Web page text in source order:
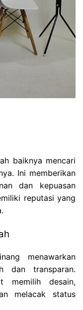
baiknya mencari
Ini memberikan
dan kepuasan
reputasi yang
menawarkan
dan transparan.
memilih desain,
melacak status